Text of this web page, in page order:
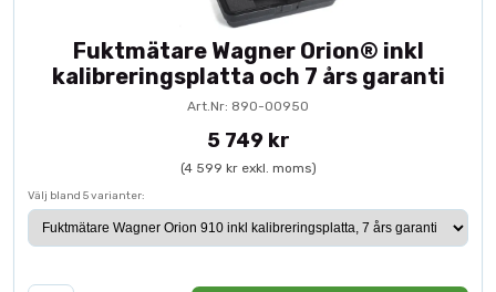
Fuktmätare Wagner Orion® inkl
kalibreringsplatta och 7 års garanti
Art.Nr: 890-00950
5 749 kr
(4 599 kr exkl. moms)
Välj bland 5 varianter: